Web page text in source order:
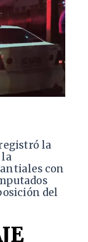
la
la
con
del